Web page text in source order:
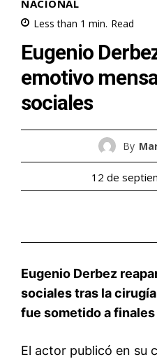
NACIONAL
Less than 1 min. Read
Eugenio
emotivo
sociales
By
12 de
Eugenio Derbez
sociales tras la
fue sometido a
El actor publicó en su